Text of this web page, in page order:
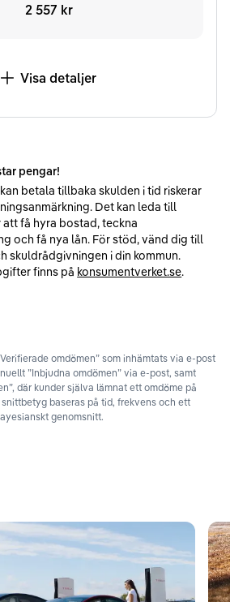
2 557 kr
Visa detaljer
pengar!
betala tillbaka skulden i tid riskerar
Det kan leda till
få hyra bostad, teckna
och få nya lån. För stöd, vänd dig till
skuldrådgivningen i din kommun.
finns på konsumentverket.se.
omdömen” som inhämtats via e-post
”Inbjudna omdömen” via e-post, samt
där kunder själva lämnat ett omdöme på
baseras på tid, frekvens och ett
genomsnitt.